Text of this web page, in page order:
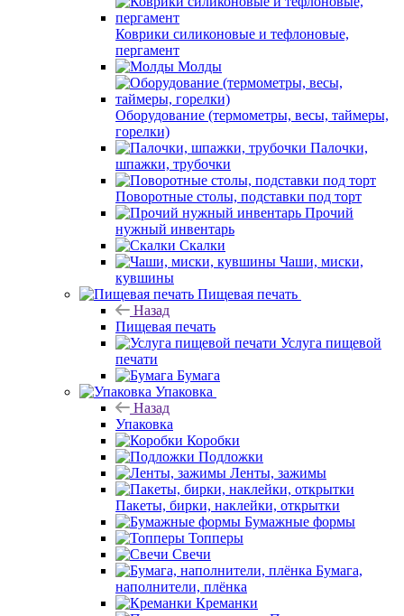
Коврики силиконовые и тефлоновые,
пергамент
Молды
Оборудование (термометры, весы, таймеры,
горелки)
Палочки,
шпажки, трубочки
Поворотные столы, подставки под торт
Прочий
нужный инвентарь
Скалки
Чаши, миски,
кувшины
Пищевая печать
Назад
Пищевая печать
Услуга пищевой
печати
Бумага
Упаковка
Назад
Упаковка
Коробки
Подложки
Ленты, зажимы
Пакеты, бирки, наклейки, открытки
Бумажные формы
Топперы
Свечи
Бумага,
наполнители, плёнка
Креманки